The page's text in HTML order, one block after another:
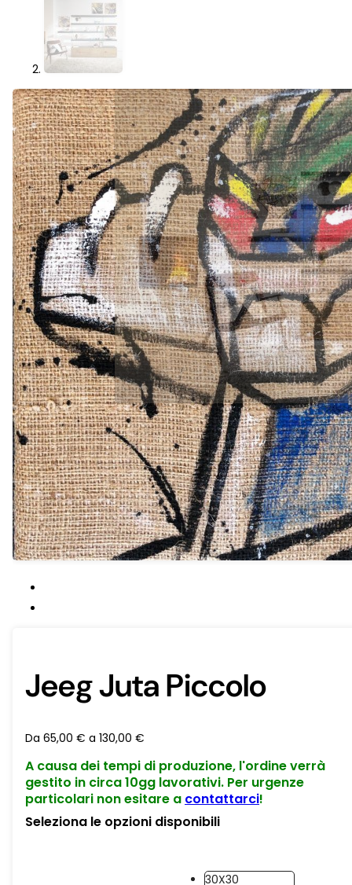
Jeeg Juta Piccolo
Da 65,00 € a 130,00 €
A causa dei tempi di produzione, l'ordine verrà
gestito in circa 10gg lavorativi. Per urgenze
particolari non esitare a contattarci!
Seleziona le opzioni disponibili
30X30